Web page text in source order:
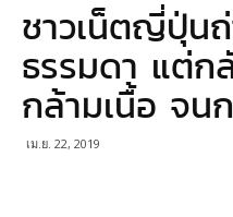
ชาวเน็ตญี่ปุ่น
ธรรมดา แต่ก
กล้ามเนื้อ จน
เม.ย. 22, 2019